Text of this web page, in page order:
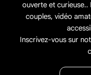
ouverte et
couples, vidéo
Inscrivez-vous sur